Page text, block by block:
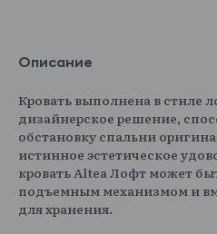
Описание
Кровать выполнена в стиле
дизайнерское решение,
обстановку спальни
истинное эстетическое
кровать Altea Лофт может
подъемным механизмом и
для хранения.